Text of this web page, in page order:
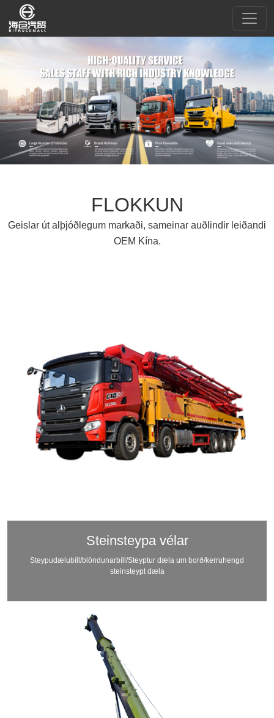
FLOKKUN
Geislar út alþjóðlegum markaði, sameinar auðlindir leiðandi
OEM Kína.
Steinsteypa vélar
Steypudælubíll/blöndunarbíll/Steyptur dæla um borð/kerruhengd
steinsteypt dæla